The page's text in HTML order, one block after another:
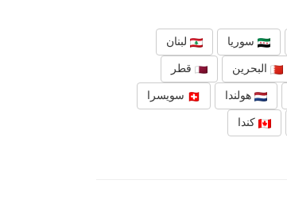
سوريا لبنان
البحرين قطر
هولندا سويسرا
كندا